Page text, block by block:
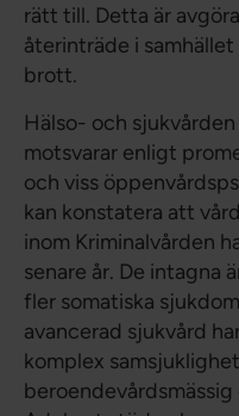
rätt till. Detta är
återinträde i
brott.
Hälso- och
motsvarar enligt
och viss
kan konstatera att
inom Kriminalvården
senare år. De intagna
fler somatiska
avancerad sjukvård
komplex